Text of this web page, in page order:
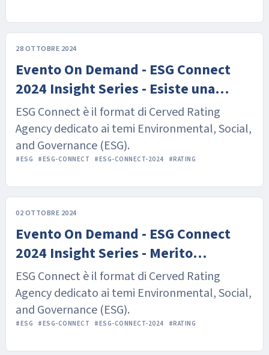
28 OTTOBRE 2024
Evento On Demand - ESG Connect
2024 Insight Series - Esiste una
correlazione fra rischio di credito e
sostenibilità?
ESG Connect è il format di Cerved Rating
Agency dedicato ai temi Environmental, Social,
and Governance (ESG).
#ESG #ESG-CONNECT #ESG-CONNECT-2024 #RATING
02 OTTOBRE 2024
Evento On Demand - ESG Connect
2024 Insight Series - Merito
Creditizio e profilo di sostenibilità
delle imprese familiari
ESG Connect è il format di Cerved Rating
Agency dedicato ai temi Environmental, Social,
and Governance (ESG).
#ESG #ESG-CONNECT #ESG-CONNECT-2024 #RATING